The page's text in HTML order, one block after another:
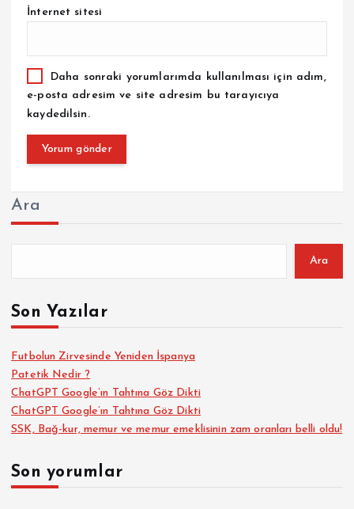
İnternet sitesi
Daha sonraki yorumlarımda kullanılması için adım,
e-posta adresim ve site adresim bu tarayıcıya
kaydedilsin.
Ara
Ara
Son Yazılar
Futbolun Zirvesinde Yeniden İspanya
Patetik Nedir ?
ChatGPT Google’ın Tahtına Göz Dikti
ChatGPT Google’ın Tahtına Göz Dikti
SSK, Bağ-kur, memur ve memur emeklisinin zam oranları belli oldu!
Son yorumlar